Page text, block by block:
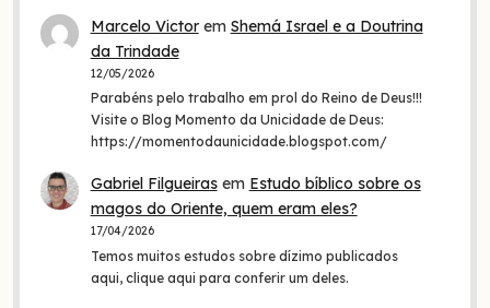
Marcelo Victorem Shemá Israel e a Doutrina
da Trindade
12/05/2026
Parabéns pelo trabalho em prol do Reino de Deus!!!
Visite o Blog Momento da Unicidade de Deus:
https://momentodaunicidade.blogspot.com/
Gabriel Filgueirasem Estudo bíblico sobre os
magos do Oriente, quem eram eles?
17/04/2026
Temos muitos estudos sobre dízimo publicados
aqui, clique aqui para conferir um deles.